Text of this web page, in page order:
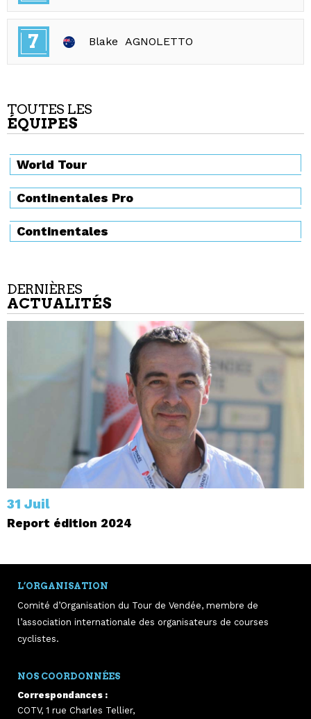
7 Blake AGNOLETTO
TOUTES LES
ÉQUIPES
Continentales
Continentales Pro
World Tour
DERNIÈRES
ACTUALITÉS
31 Juil
Report édition 2024
L’ORGANISATION
Comité d’Organisation du Tour de Vendée, membre de
l’association internationale des organisateurs de courses
cyclistes.
NOS COORDONNÉES
Correspondances :
COTV, 1 rue Charles Tellier,